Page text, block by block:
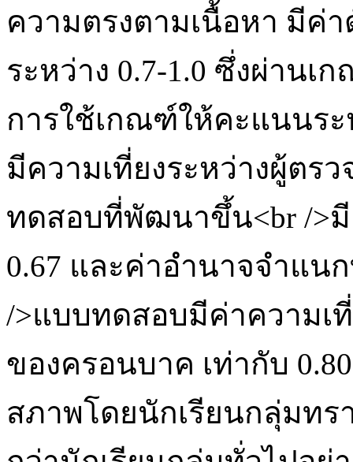
ความตรงตามเนื้อหา มีค่
ระหว่าง 0.7-1.0 ซึ่งผ่าน
การใช้เกณฑ์ให้คะแนนระ
มีความเที่ยงระหว่างผู้ตรว
ทดสอบที่พัฒนาขึ้น<br />
0.67 และค่าอำนาจจำแน
/>แบบทดสอบมีค่าความเ
ของครอนบาค เท่ากับ
สภาพโดยนักเรียนกลุ่มท